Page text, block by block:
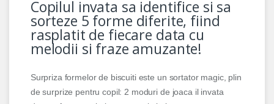
Copilul invata sa identifice si sa
sorteze 5 forme diferite, fiind
rasplatit de fiecare data cu
melodii si fraze amuzante!
Surpriza formelor de biscuiti este un sortator magic, plin
de surprize pentru copil: 2 moduri de joaca il invata